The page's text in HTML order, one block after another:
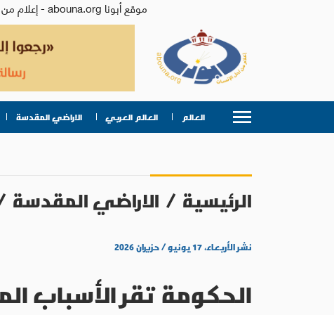
موقع أبونا abouna.org - إعلام من أجل الإنسان | يصدر عن المركز الكاثوليكي للدراسات والإعلام في الأردن - رئيس التحرير: الأب د.رفعت بدر
العالم العالم العربي الاراضي المقدسة
الرئيسية / الاراضي المقدسة
نشر الأربعاء، ١٧ يونيو / حزيران ٢٠٢٦
الحكومة تقر الأسباب